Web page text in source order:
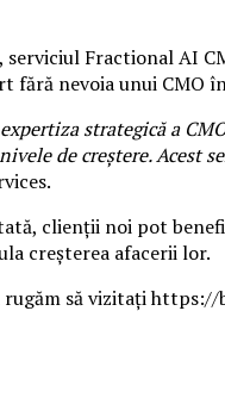
Fractional AI
fără nevoia unui CMO
strategică a
de creștere. Acest
clienții noi pot
creșterea afacerii lor.
să vizitați